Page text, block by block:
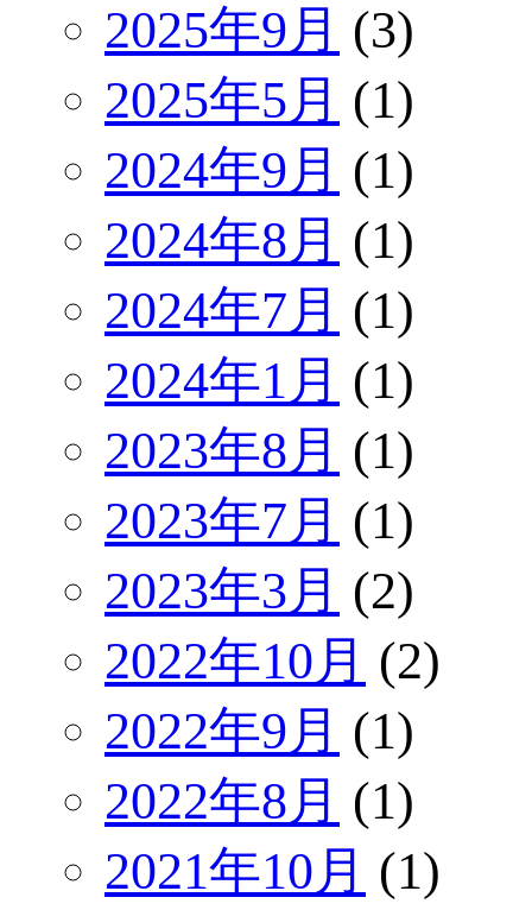
2025年9月 (3)
2025年5月 (1)
2024年9月 (1)
2024年8月 (1)
2024年7月 (1)
2024年1月 (1)
2023年8月 (1)
2023年7月 (1)
2023年3月 (2)
2022年10月 (2)
2022年9月 (1)
2022年8月 (1)
2021年10月 (1)